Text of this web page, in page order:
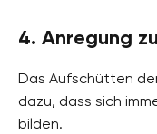
4. Anregung
Das Aufschütten
dazu, dass sich
bilden.